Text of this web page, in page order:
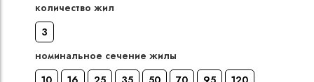
количество жил
3
номинальное сечение жилы